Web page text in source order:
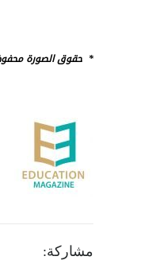
* حقوق الصورة
مشاركة: